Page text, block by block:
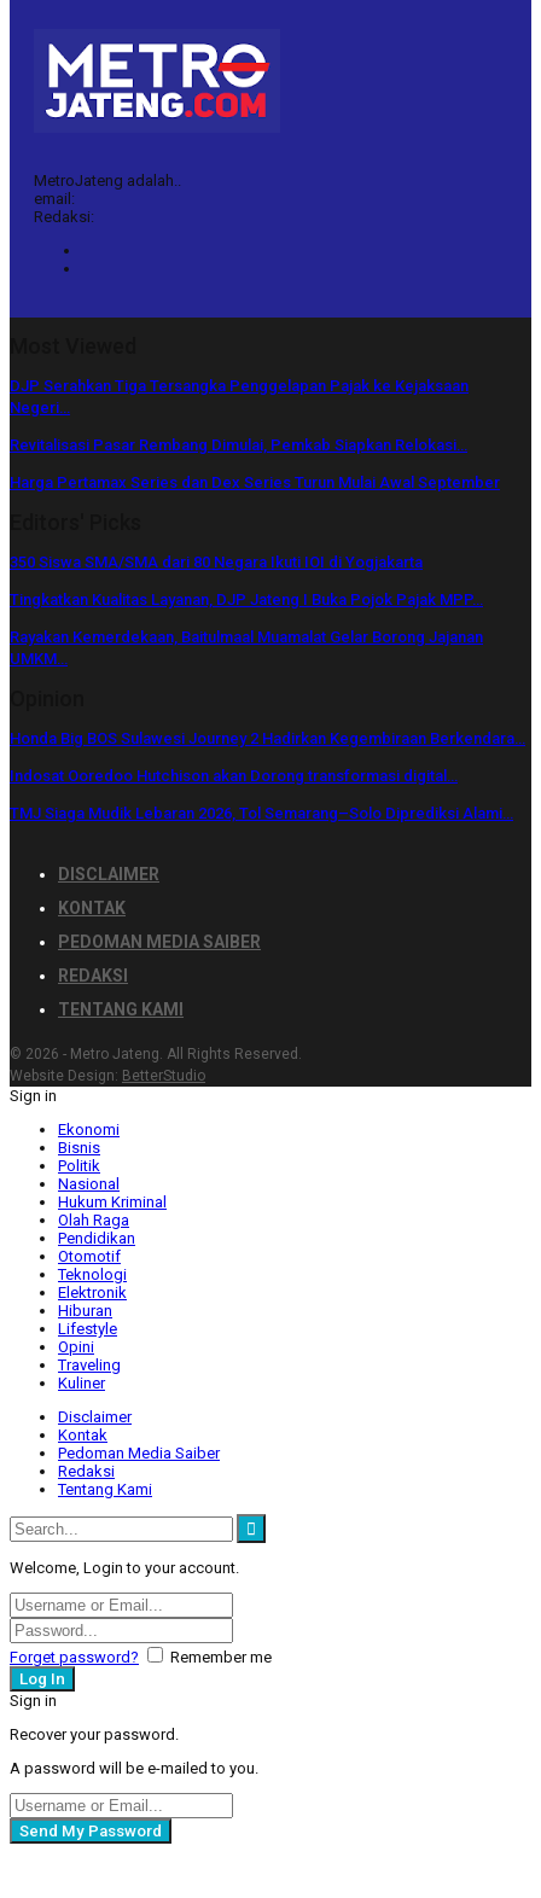
MetroJateng adalah..
email:
Redaksi:
DJP Serahkan Tiga Tersangka Penggelapan Pajak ke Kejaksaan
Negeri…
Revitalisasi Pasar Rembang Dimulai, Pemkab Siapkan Relokasi…
Harga Pertamax Series dan Dex Series Turun Mulai Awal September
350 Siswa SMA/SMA dari 80 Negara Ikuti IOI di Yogjakarta
Tingkatkan Kualitas Layanan, DJP Jateng I Buka Pojok Pajak MPP…
Rayakan Kemerdekaan, Baitulmaal Muamalat Gelar Borong Jajanan
UMKM…
Honda Big BOS Sulawesi Journey 2 Hadirkan Kegembiraan Berkendara…
Indosat Ooredoo Hutchison akan Dorong transformasi digital…
TMJ Siaga Mudik Lebaran 2026, Tol Semarang–Solo Diprediksi Alami…
DISCLAIMER
KONTAK
PEDOMAN MEDIA SAIBER
REDAKSI
TENTANG KAMI
© 2026 - Metro Jateng. All Rights Reserved.
Website Design: BetterStudio
Sign in
Ekonomi
Bisnis
Politik
Nasional
Hukum Kriminal
Olah Raga
Pendidikan
Otomotif
Teknologi
Elektronik
Hiburan
Lifestyle
Opini
Traveling
Kuliner
Disclaimer
Kontak
Pedoman Media Saiber
Redaksi
Tentang Kami
Welcome, Login to your account.
Forget password? Remember me
Sign in
Recover your password.
A password will be e-mailed to you.